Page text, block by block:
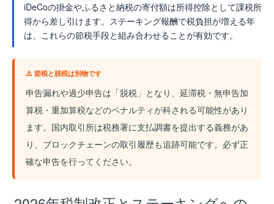
iDeCoの掛金やふるさと納税の寄付額は所得控除として課税所
得から差し引けます。ステーキング報酬で税負担が増える年
は、これらの節税手段と組み合わせることが有効です。
⚠️ 節税と脱税は別物です
申告漏れや過少申告は「脱税」となり、延滞税・無申告加
算税・重加算税などのペナルティが科される可能性があり
ます。国内取引所は税務署に支払調書を提出する義務があ
り、ブロックチェーンの取引履歴も追跡可能です。必ず正
確な申告を行ってください。